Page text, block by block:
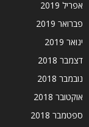
אפריל 2019
פברואר 2019
ינואר 2019
דצמבר 2018
נובמבר 2018
אוקטובר 2018
ספטמבר 2018